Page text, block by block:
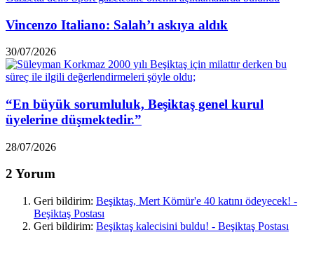
Vincenzo Italiano: Salah’ı askıya aldık
30/07/2026
“En büyük sorumluluk, Beşiktaş genel kurul
üyelerine düşmektedir.”
28/07/2026
2 Yorum
Geri bildirim: Beşiktaş, Mert Kömür'e 40 katını ödeyecek! -
Beşiktaş Postası
Geri bildirim: Beşiktaş kalecisini buldu! - Beşiktaş Postası